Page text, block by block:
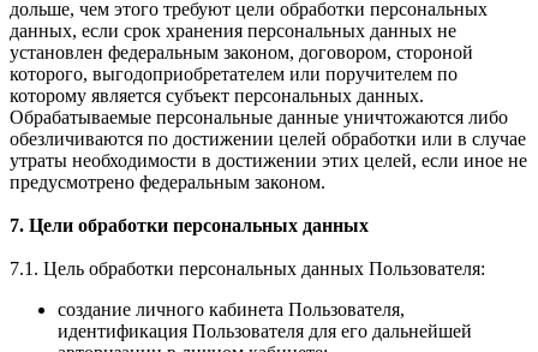
дольше, чем этого требуют цели обработки персональных
данных, если срок хранения персональных данных не
установлен федеральным законом, договором, стороной
которого, выгодоприобретателем или поручителем по
которому является субъект персональных данных.
Обрабатываемые персональные данные уничтожаются либо
обезличиваются по достижении целей обработки или в случае
утраты необходимости в достижении этих целей, если иное не
предусмотрено федеральным законом.
7. Цели обработки персональных данных
7.1. Цель обработки персональных данных Пользователя:
создание личного кабинета Пользователя,
идентификация Пользователя для его дальнейшей